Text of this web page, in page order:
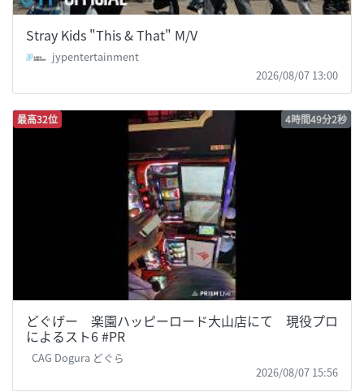
Stray Kids "This & That" M/V
jypentertainment
2026/08/07 13:00
最高32位 4時間49分2秒
どぐげー 楽園ハッピーロード大山店にて 現役プロ
によるスト6 #PR
CAG Dogura どぐら
2026/08/07 15:56